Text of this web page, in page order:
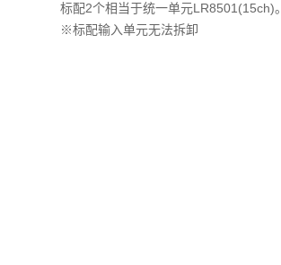
标配2个相当于统一单元LR8501(15ch)。
※标配输入单元无法拆卸